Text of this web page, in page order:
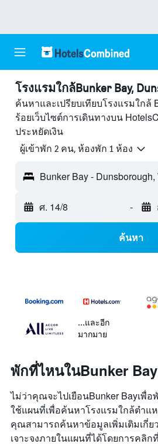
โรงแรมใกล้Bunker Bay,
ค้นหาและเปรียบเทียบโรงแรมใกล้
ร้อยเว็บไซต์การเดินทางบน
ประหยัดเงิน
ผู้เข้าพัก 2 คน, ห้องพัก 1 ห้อง
Bunker Bay - Dunsborough,
ศ. 14/8 -
ค้นหา
...และอีก
มากมาย
พักที่ไหนในBunker
ไม่ว่าคุณจะไปเยือนBunker Bayเพื่
ใช้แผนที่เพื่อค้นหาโรงแรมใกล้ตำ
คุณสามารถค้นหาข้อมูลเพิ่มเติมเกี่ย
เจาะจงภายในแผนที่ได้โดยการคลิ